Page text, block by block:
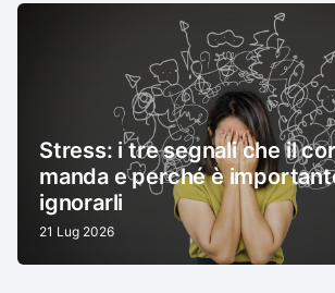
Stress: i tre segnali che il
manda e perché è
ignorarli
21 Lug 2026